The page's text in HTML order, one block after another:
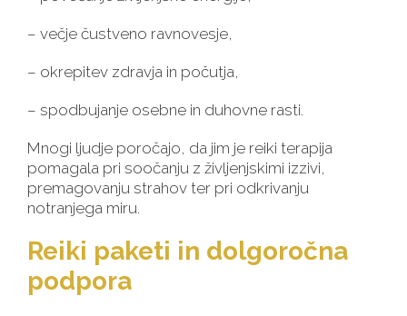
– večje čustveno ravnovesje,
– okrepitev zdravja in počutja,
– spodbujanje osebne in duhovne rasti.
Mnogi ljudje poročajo, da jim je reiki terapija
pomagala pri soočanju z življenjskimi izzivi,
premagovanju strahov ter pri odkrivanju
notranjega miru.
Reiki paketi in dolgoročna
podpora